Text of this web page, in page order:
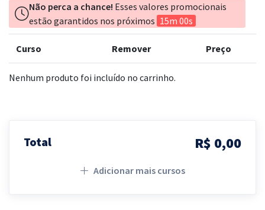
Não perca a chance! Esses valores promocionais
estão garantidos nos próximos 15m 00s
Curso Remover Preço
Nenhum produto foi incluído no carrinho.
Total R$ 0,00
Adicionar mais cursos